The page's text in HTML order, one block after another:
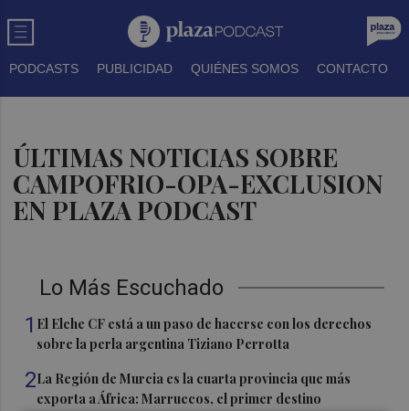
PODCASTS PUBLICIDAD QUIÉNES SOMOS CONTACTO
ÚLTIMAS NOTICIAS SOBRE
CAMPOFRIO-OPA-EXCLUSION
EN PLAZA PODCAST
Lo Más Escuchado
1 El Elche CF está a un paso de hacerse con los derechos
sobre la perla argentina Tiziano Perrotta
2La Región de Murcia es la cuarta provincia que más
exporta a África: Marruecos, el primer destino